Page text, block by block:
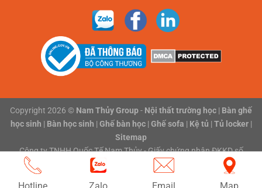
Copyright 2026 © Nam Thủy Group- Nội thất trường học | Bàn ghế
học sinh | Bàn học sinh | Ghế bàn học| Ghế sofa | Kệ tủ | Tủ locker|
Sitemap
Công ty TNHH Quốc Tế Nam Thủy - Giấy chứng nhận ĐKKD số
0316118801 do Sở Kế hoạch và Đầu tư Thành phố Hồ Chí Minh cấp